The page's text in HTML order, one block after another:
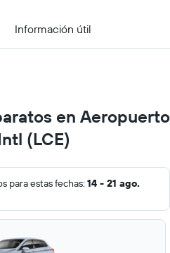
Información útil
en Aeropuerto
(LCE)
para estas fechas: 14 - 21 ago.